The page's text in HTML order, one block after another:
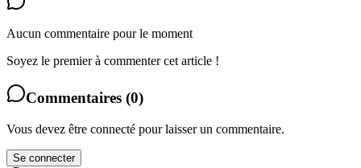
Aucun commentaire pour le moment
Soyez le premier à commenter cet article !
Commentaires (0)
Vous devez être connecté pour laisser un commentaire.
Se connecter